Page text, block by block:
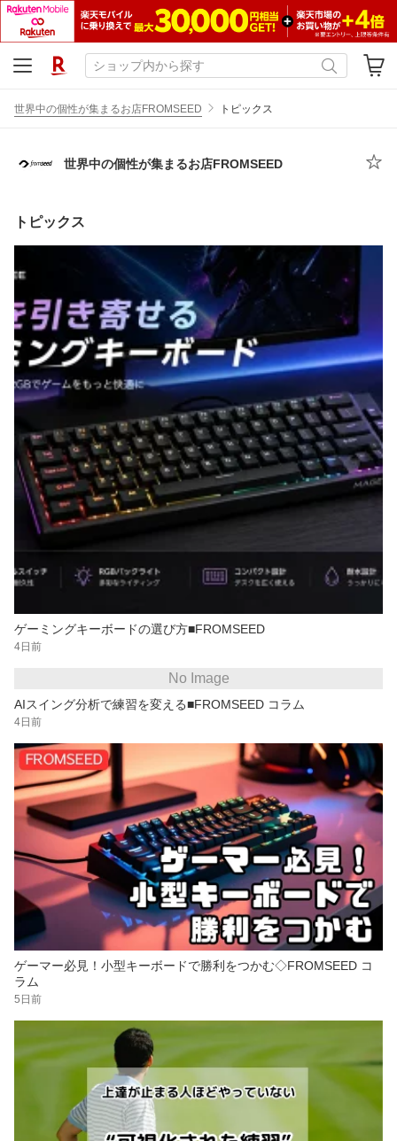
世界中の個性が集まるお店FROMSEED トピックス
世界中の個性が集まるお店FROMSEED
トピックス
ゲーミングキーボードの選び方■FROMSEED
4日前
No Image
AIスイング分析で練習を変える■FROMSEED コラム
4日前
ゲーマー必見！小型キーボードで勝利をつかむ◇FROMSEED コ
ラム
5日前